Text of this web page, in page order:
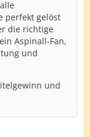
perfekt gelöst
die richtige
Aspinall-Fan,
und
und